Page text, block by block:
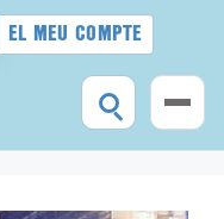
EL MEU COMPTE